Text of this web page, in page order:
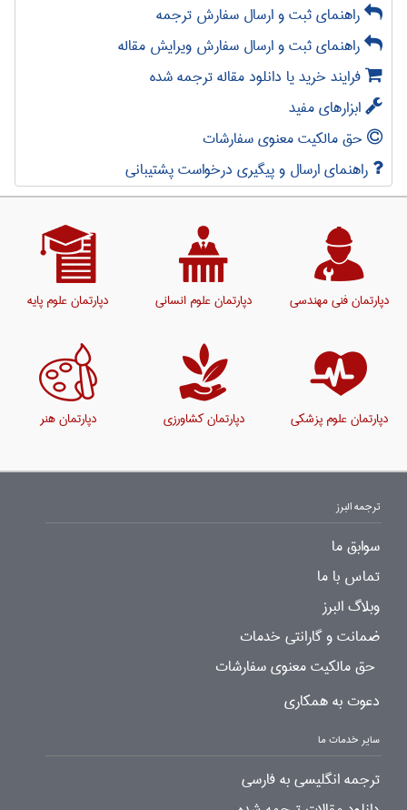
راهنمای ثبت و ارسال سفارش ترجمه
راهنمای ثبت و ارسال سفارش ویرایش مقاله
فرایند خرید یا دانلود مقاله ترجمه شده
ابزارهای مفید
حق مالکیت معنوی سفارشات
راهنمای ارسال و پیگیری درخواست پشتیبانی
دپارتمان فنی مهندسی دپارتمان علوم انسانی دپارتمان علوم پایه
دپارتمان علوم پزشکی دپارتمان کشاورزی دپارتمان هنر
ترجمه البرز
سوابق ما
تماس با ما
وبلاگ البرز
ضمانت و گارانتی خدمات
حق مالکیت معنوی سفارشات
دعوت به همکاری
سایر خدمات ما
ترجمه انگلیسی به فارسی